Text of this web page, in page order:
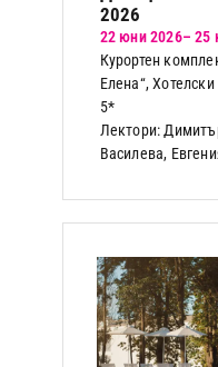
2026
22 юни 2026– 25
Курортен
Елена“,
5*
Лектори:
Василева,